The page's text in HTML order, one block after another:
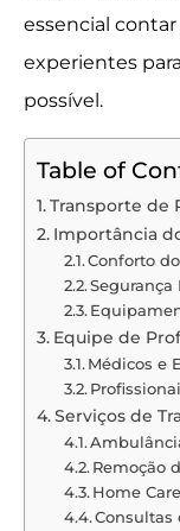
essencial
experientes
possível.
Table of
Transporte de
Importância
Conforto
Segurança
Equipe de
Médicos e
Serviços de
Remoção
Home
Consultas